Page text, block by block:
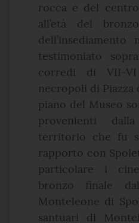
rocca e del
all’età del
dell’insediamento
testimoniato
corredi di VII-
necropoli di Piazza
piano del Museo
provenienti
territorio che fu
rapporto con
particolare i
bronzo finale
Monteleone di
santuari di